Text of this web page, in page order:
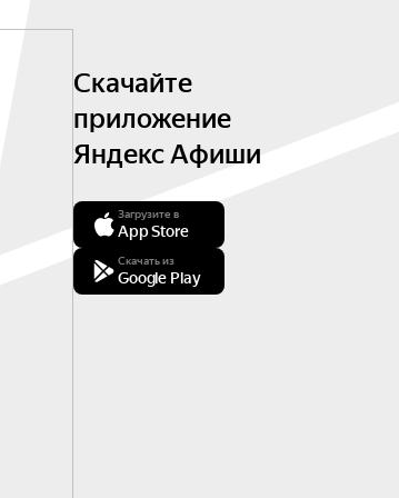
Скачайте
приложение
Яндекс Афиши
Загрузите в
App Store
Скачать из
Google Play